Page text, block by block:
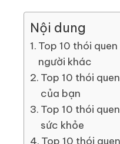
Nội dung
Top 10 thói
người khác
Top 10 thói
của bạn
Top 10 thói
sức khỏe
Top 10 thói